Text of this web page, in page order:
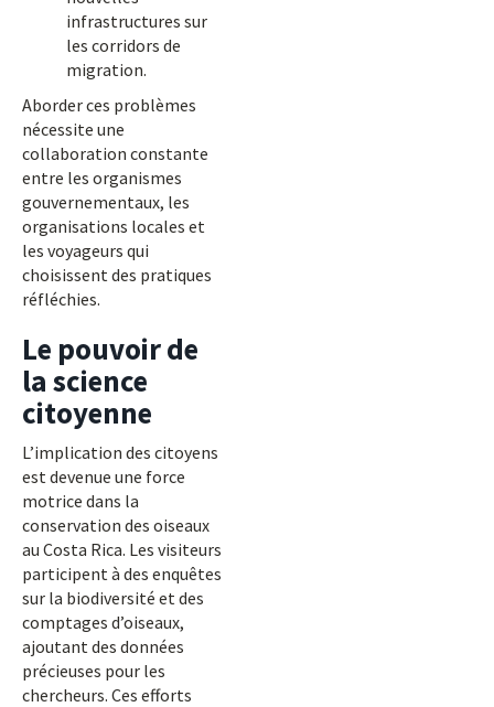
infrastructures sur
les corridors de
migration.
Aborder ces problèmes
nécessite une
collaboration constante
entre les organismes
gouvernementaux, les
organisations locales et
les voyageurs qui
choisissent des pratiques
réfléchies.
Le pouvoir de
la science
citoyenne
L’implication des citoyens
est devenue une force
motrice dans la
conservation des oiseaux
au Costa Rica. Les visiteurs
participent à des enquêtes
sur la biodiversité et des
comptages d’oiseaux,
ajoutant des données
précieuses pour les
chercheurs. Ces efforts